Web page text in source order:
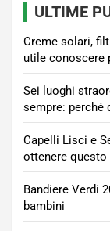
ULTIME
Creme solari,
utile conoscere
Sei luoghi
sempre: perché
Capelli Lisci e
ottenere
Bandiere Verdi
bambini